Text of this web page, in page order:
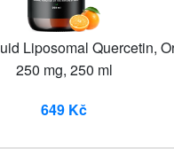
Liposomal Quercetin,
250 mg, 250 ml
649 Kč